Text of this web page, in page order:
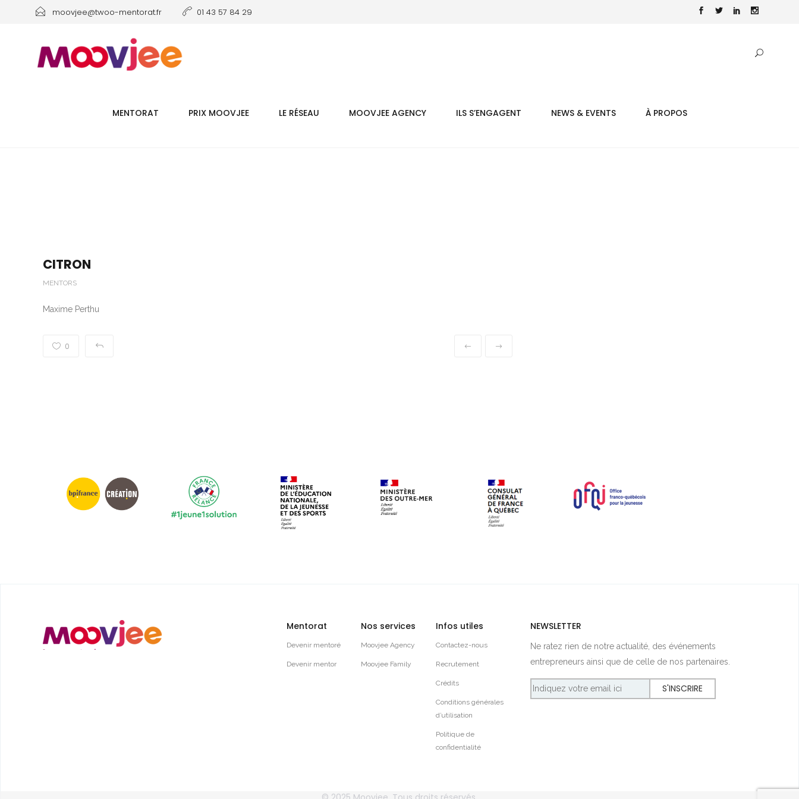
moovjee@twoo-mentorat.fr 01 43 57 84 29
MENTORAT PRIX MOOVJEE LE RÉSEAU MOOVJEE AGENCY ILS S’ENGAGENT NEWS & EVENTS À PROPOS
CITRON
MENTORS
Maxime Perthu
0
Mentorat
Devenir mentoré
Devenir mentor
Nos services
Moovjee Agency
Moovjee Family
Infos utiles
Contactez-nous
Recrutement
Crédits
Conditions générales
d’utilisation
Politique de
confidentialité
NEWSLETTER
Ne ratez rien de notre actualité, des événements
entrepreneurs ainsi que de celle de nos partenaires.